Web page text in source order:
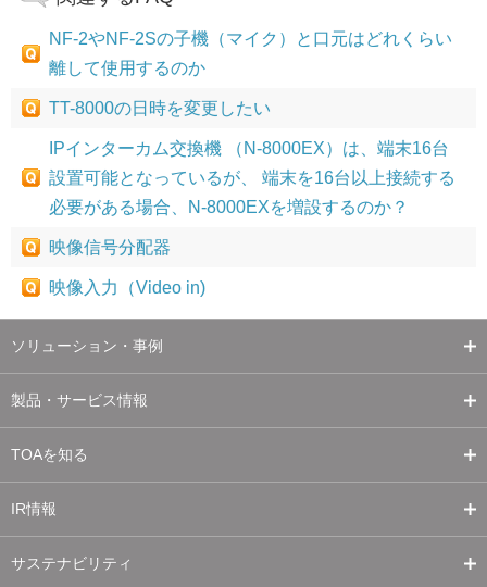
NF-2やNF-2Sの子機（マイク）と口元はどれくらい
離して使用するのか
TT-8000の日時を変更したい
IPインターカム交換機 （N-8000EX）は、端末16台
設置可能となっているが、 端末を16台以上接続する
必要がある場合、N-8000EXを増設するのか？
映像信号分配器
映像入力（Video in)
ソリューション・事例
製品・サービス情報
TOAを知る
IR情報
サステナビリティ